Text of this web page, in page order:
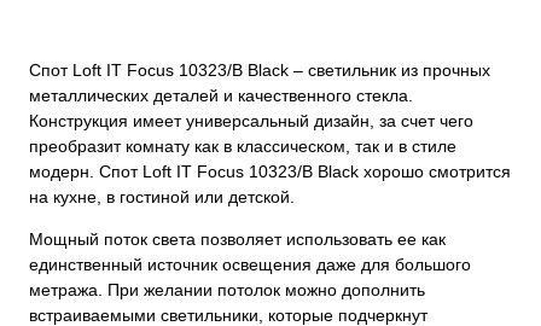
Спот Loft IT Focus 10323/B Black – светильник из прочных
металлических деталей и качественного стекла.
Конструкция имеет универсальный дизайн, за счет чего
преобразит комнату как в классическом, так и в стиле
модерн. Спот Loft IT Focus 10323/B Black хорошо смотрится
на кухне, в гостиной или детской.
Мощный поток света позволяет использовать ее как
единственный источник освещения даже для большого
метража. При желании потолок можно дополнить
встраиваемыми светильники, которые подчеркнут